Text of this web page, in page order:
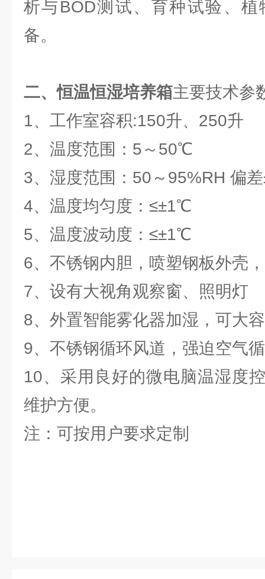
析与BOD测试、育种试验、
备。
二、恒温恒湿培养箱主要技术参
1、工作室容积:150升、250升
2、温度范围：5～50℃
3、湿度范围：50～95%RH 偏
4、温度均匀度：≤±1℃
5、温度波动度：≤±1℃
6、不锈钢内胆，喷塑钢板外壳
7、设有大视角观察窗、照明灯
8、外置智能雾化器加湿，可大
9、不锈钢循环风道，强迫空气
10、采用良好的微电脑温湿度
维护方便。
注：可按用户要求定制